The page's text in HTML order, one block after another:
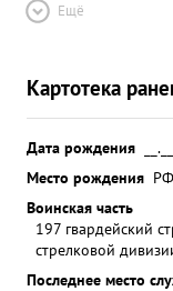
Ещё
Картотека
Дата рождения
Место рождения
Воинская часть
197 гвардейский
стрелковой
Последнее место